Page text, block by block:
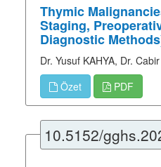
Thymic
Staging,
Diagnostic
Dr. Yusuf KAHYA, Dr.
Özet
PDF
10.5152/